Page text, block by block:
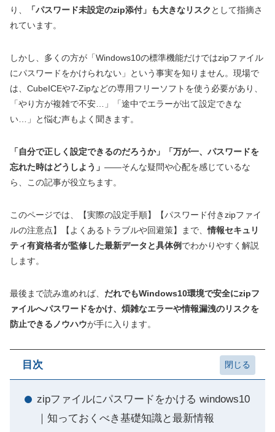
り、
「パスワード未設定のzip添付」も大きなリスク として指摘さ
れています。
しかし、多くの方が「Windows10の標準機能だけではzipファイル
にパスワードをかけられない」という事実を知りません。現場で
は、CubeICEや7-Zipなどの専用フリーソフトを使う必要があり、
「やり方が複雑で不安…」「途中でエラーが出て設定できな
い…」と悩む声もよく聞きます。
「自分で正しく設定できるのだろうか」「万が一、パスワードを
忘れた時はどうしよう」 ――そんな疑問や心配を感じているな
ら、この記事が役立ちます。
このページでは、【実際の設定手順】【パスワード付きzipファイ
ルの注意点】【よくあるトラブルや回避策】まで、情報セキュリ
ティ有資格者が監修した最新データと具体例でわかりやすく解説
します。
最後まで読み進めれば、 だれでもWindows10環境で安全にzipフ
ァイルへパスワードをかけ、煩雑なエラーや情報漏洩のリスクを
防止できるノウハウが手に入ります。
目次
zipファイルにパスワードをかける windows10
｜知っておくべき基礎知識と最新情報